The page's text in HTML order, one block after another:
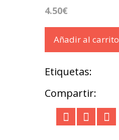
4.50€
Añadir al carrito
Etiquetas:
Compartir: